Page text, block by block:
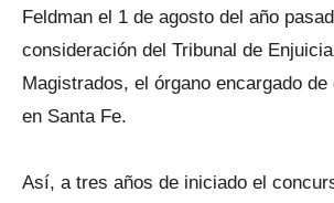
Feldman el 1 de agosto del año
consideración del Tribunal de
Magistrados, el órgano encargado de
en Santa Fe.
Así, a tres años de iniciado el